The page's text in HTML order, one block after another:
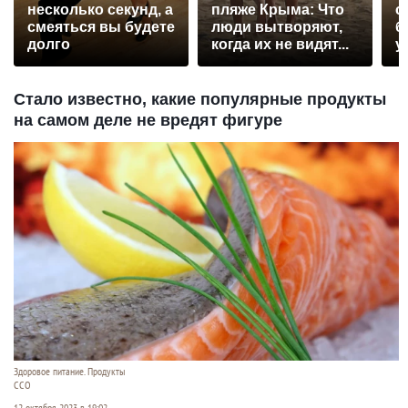
несколько секунд, а
смеяться вы будете
долго
пляже Крыма: Что
люди вытворяют,
когда их не видят...
Стало известно, какие популярные продукты
на самом деле не вредят фигуре
Здоровое питание. Продукты
ССО